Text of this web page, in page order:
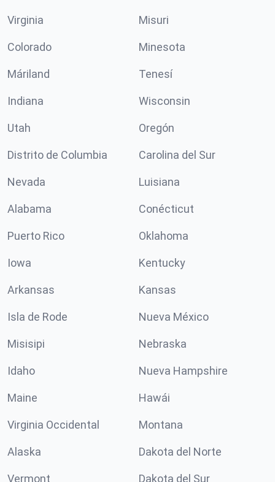
Virginia Misuri
Colorado Minesota
Máriland Tenesí
Indiana Wisconsin
Utah Oregón
Distrito de Columbia Carolina del Sur
Nevada Luisiana
Alabama Conécticut
Puerto Rico Oklahoma
Iowa Kentucky
Arkansas Kansas
Isla de Rode Nueva México
Misisipi Nebraska
Idaho Nueva Hampshire
Maine Hawái
Virginia Occidental Montana
Alaska Dakota del Norte
Vermont Dakota del Sur